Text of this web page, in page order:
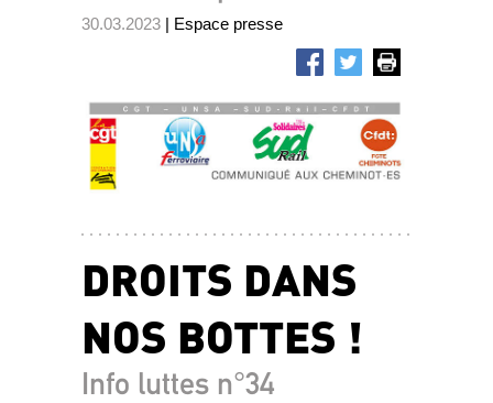
30.03.2023 | Espace presse
DROITS DANS
NOS BOTTES !
Info luttes n°34